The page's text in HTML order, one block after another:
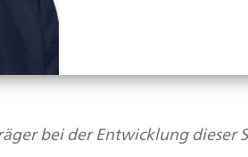
bei der Entwicklung dieser